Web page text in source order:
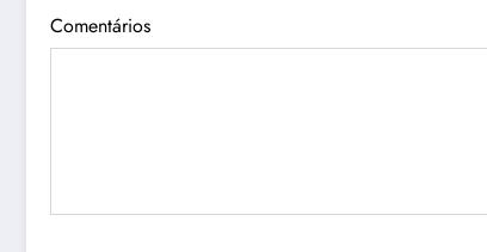
Comentários